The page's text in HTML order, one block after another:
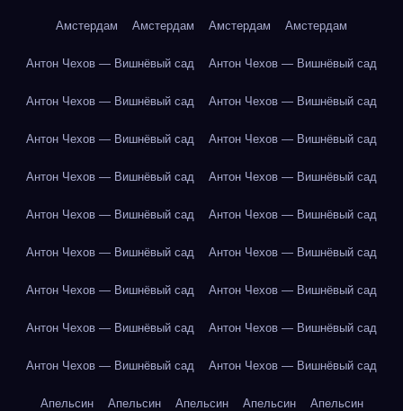
Амстердам Амстердам Амстердам Амстердам
Антон Чехов — Вишнёвый сад Антон Чехов — Вишнёвый сад
Антон Чехов — Вишнёвый сад Антон Чехов — Вишнёвый сад
Антон Чехов — Вишнёвый сад Антон Чехов — Вишнёвый сад
Антон Чехов — Вишнёвый сад Антон Чехов — Вишнёвый сад
Антон Чехов — Вишнёвый сад Антон Чехов — Вишнёвый сад
Антон Чехов — Вишнёвый сад Антон Чехов — Вишнёвый сад
Антон Чехов — Вишнёвый сад Антон Чехов — Вишнёвый сад
Антон Чехов — Вишнёвый сад Антон Чехов — Вишнёвый сад
Антон Чехов — Вишнёвый сад Антон Чехов — Вишнёвый сад
Апельсин Апельсин Апельсин Апельсин Апельсин